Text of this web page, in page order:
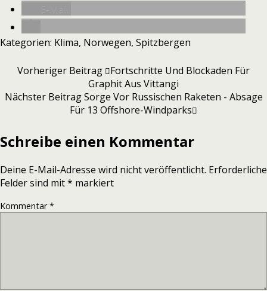
Kategorien: Klima, Norwegen, Spitzbergen
Vorheriger Beitrag
Fortschritte Und Blockaden Für
Graphit Aus Vittangi
Nächster BeitragSorge Vor Russischen Raketen - Absage
Für 13 Offshore-Windparks
Schreibe einen Kommentar
Deine E-Mail-Adresse wird nicht veröffentlicht. Erforderliche
Felder sind mit* markiert
Kommentar*